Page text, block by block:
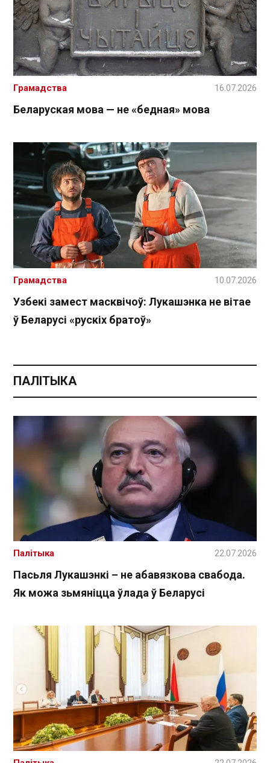
Беларуская мова — не «бедная» мова
Грамадства 16.07.2026
Узбекі замест масквічоў: Лукашэнка не вітае
ў Беларусі «рускіх братоў»
Грамадства 10.07.2026
ПАЛІТЫКА
Пасьля Лукашэнкі – не абавязкова свабода.
Як можа зьмяніцца ўлада ў Беларусі
Палітыка 22.07.2026